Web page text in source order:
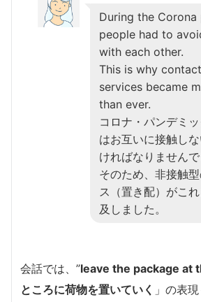
During the Corona
people had to
with each other.
This is why
services became
than ever.
コロナ・パンデミ
はお互いに接触し
ければなりませんで
そのため、非接触
ス（置き配）がこ
及しました。
会話では、”leave the package at
ところに荷物を置いていく 」の表